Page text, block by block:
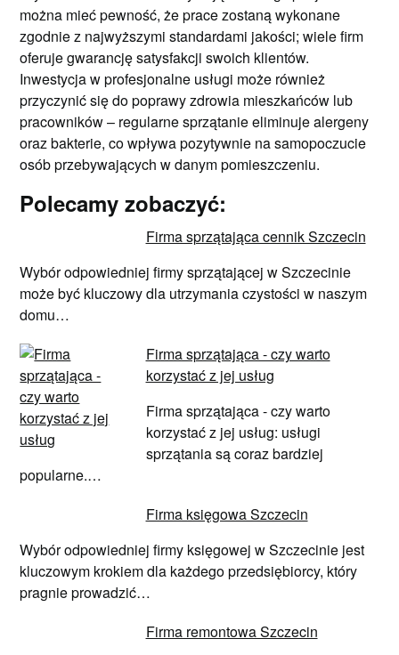
można mieć pewność, że prace zostaną wykonane
zgodnie z najwyższymi standardami jakości; wiele firm
oferuje gwarancję satysfakcji swoich klientów.
Inwestycja w profesjonalne usługi może również
przyczynić się do poprawy zdrowia mieszkańców lub
pracowników – regularne sprzątanie eliminuje alergeny
oraz bakterie, co wpływa pozytywnie na samopoczucie
osób przebywających w danym pomieszczeniu.
Polecamy zobaczyć:
Firma sprzątająca cennik Szczecin
Wybór odpowiedniej firmy sprzątającej w Szczecinie
może być kluczowy dla utrzymania czystości w naszym
domu…
Firma sprzątająca - czy warto
korzystać z jej usług
Firma sprzątająca - czy warto
korzystać z jej usług: usługi
sprzątania są coraz bardziej
popularne.…
Firma księgowa Szczecin
Wybór odpowiedniej firmy księgowej w Szczecinie jest
kluczowym krokiem dla każdego przedsiębiorcy, który
pragnie prowadzić…
Firma remontowa Szczecin